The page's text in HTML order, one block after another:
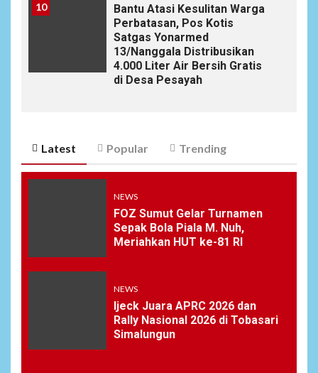
10
Bantu Atasi Kesulitan Warga
Perbatasan, Pos Kotis
Satgas Yonarmed
13/Nanggala Distribusikan
4.000 Liter Air Bersih Gratis
di Desa Pesayah
Latest Popular Trending
NEWS
FOZ Sumut Gelar Turnamen
Sepak Bola Piala M. Nuh,
Meriahkan HUT ke-81 RI
NEWS
Ijeck Juara APRC 2026 dan
Rally Nasional 2026 di Tobasari
Simalungun